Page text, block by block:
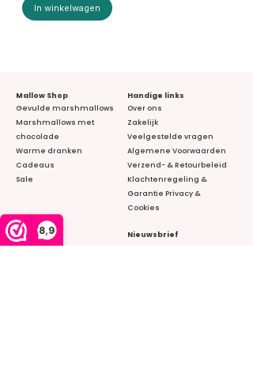
8,9
In winkelwagen
Mallow Shop
Gevulde marshmallows
Marshmallows met
chocolade
​Warme dranken
Cadeaus
Sale
Handige links
Over ons
Zakelijk
Veelgestelde vragen
Algemene Voorwaarden
Verzend- & Retourbeleid
Klachtenregeling &
Garantie Privacy &
Cookies
Contact
Nieuwsbrief